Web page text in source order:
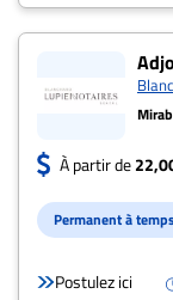
À partir de
Permanent à
Postulez ici